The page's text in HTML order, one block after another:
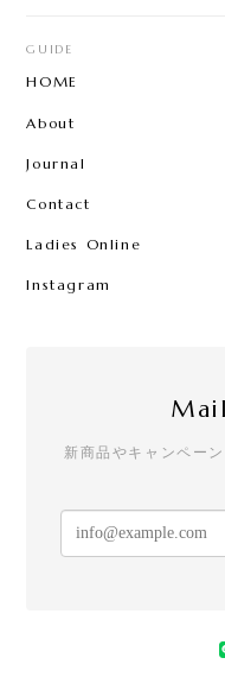
GUIDE
HOME
About
Journal
Contact
Ladies Online
Instagram
新商品やキャンペー